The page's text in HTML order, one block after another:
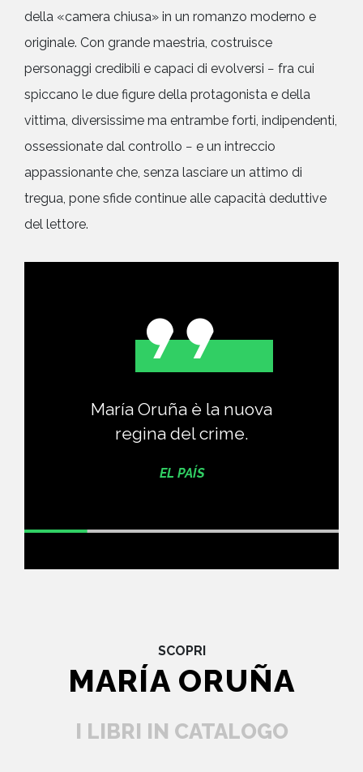
della «camera chiusa» in un romanzo moderno e
originale. Con grande maestria, costruisce
personaggi credibili e capaci di evolversi − fra cui
spiccano le due figure della protagonista e della
vittima, diversissime ma entrambe forti, indipendenti,
ossessionate dal controllo − e un intreccio
appassionante che, senza lasciare un attimo di
tregua, pone sfide continue alle capacità deduttive
del lettore.
María Oruña è la nuova
regina del crime.
EL PAÍS
SCOPRI
MARÍA ORUÑA
I LIBRI IN CATALOGO